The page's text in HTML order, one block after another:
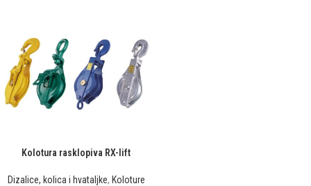
Kolotura rasklopiva RX-lift
Dizalice, kolica i hvataljke, Koloture